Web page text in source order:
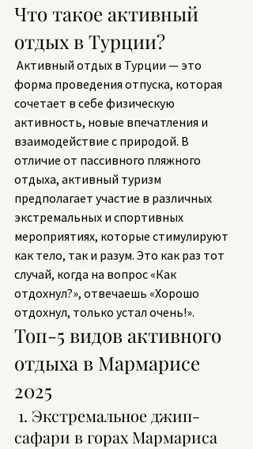
Что такое активный
отдых в Турции?
Активный отдых в Турции — это
форма проведения отпуска, которая
сочетает в себе физическую
активность, новые впечатления и
взаимодействие с природой. В
отличие от пассивного пляжного
отдыха, активный туризм
предполагает участие в различных
экстремальных и спортивных
мероприятиях, которые стимулируют
как тело, так и разум. Это как раз тот
случай, когда на вопрос «Как
отдохнул?», отвечаешь «Хорошо
отдохнул, только устал очень!».
Топ-5 видов активного
отдыха в Мармарисе
2025
1. Экстремальное джип-
сафари в горах Мармариса